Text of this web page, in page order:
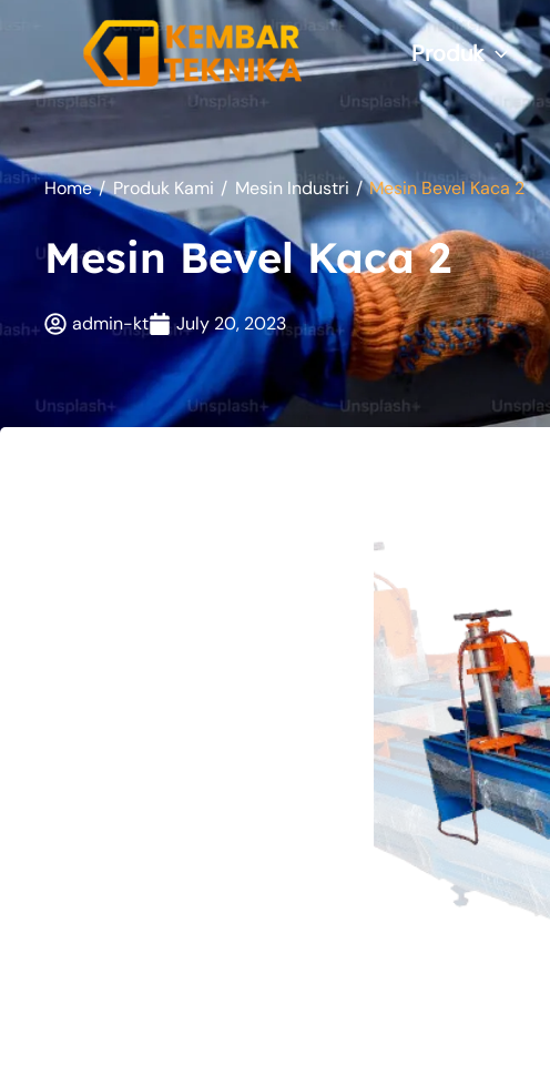
Produk
Home / Produk Kami / Mesin Industri / Mesin Bevel Kaca 2
Mesin Bevel Kaca 2
admin-kt July 20, 2023